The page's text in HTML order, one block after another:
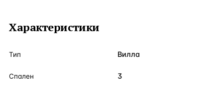
Характеристики
Тип Вилла
Спален 3